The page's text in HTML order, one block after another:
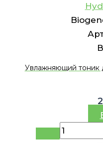
Увлажняющий тоник